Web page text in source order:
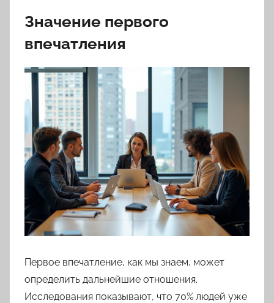
Значение первого
впечатления
Первое впечатление, как мы знаем, может
определить дальнейшие отношения.
Исследования показывают, что 70% людей уже